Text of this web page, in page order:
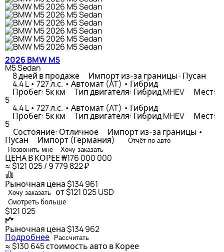
2026 BMW M5
M5 Sedan
8 дней в продаже Импорт из-за границы · Пусан
4.4 L • 727 л.с. • Автомат (AT) • Гибрид
Пробег: 5к км Тип двигателя: Гибрид MHEV Мест:
5
4.4 L • 727 л.с. • Автомат (AT) • Гибрид
Пробег: 5к км Тип двигателя: Гибрид MHEV Мест:
5
Состояние: Отличное Импорт из-за границы •
Пусан Импорт (Германия)
Отчёт по авто
Позвонить мне
Хочу заказать
ЦЕНА В КОРЕЕ₩176 000 000
≈ $121 025 / 9 779 822 ₽
Рыночная цена$134 961
Хочу заказать от $121 025USD
Смотреть больше
$121 025
Рыночная цена$134 962
Подробнее Рассчитать
≈ $130 645стоимость авто в Корее